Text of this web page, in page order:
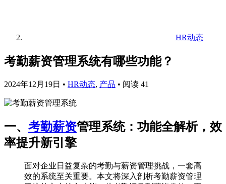
HR动态
考勤薪资管理系统有哪些功能？
2024年12月19日 • HR动态, 产品 • 阅读 41
一、 考勤薪资管理系统：功能全解析，效
率提升新引擎
面对企业日益复杂的考勤与薪资管理挑战，一套高
效的系统至关重要。本文将深入剖析考勤薪资管理